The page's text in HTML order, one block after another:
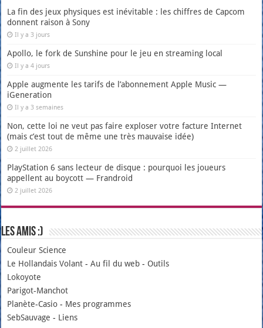
La fin des jeux physiques est inévitable : les chiffres de Capcom
donnent raison à Sony
Il y a 3 jours
Apollo, le fork de Sunshine pour le jeu en streaming local
Il y a 4 jours
Apple augmente les tarifs de l’abonnement Apple Music —
iGeneration
Il y a 3 semaines
Non, cette loi ne veut pas faire exploser votre facture Internet
(mais c’est tout de même une très mauvaise idée)
2 juillet 2026
PlayStation 6 sans lecteur de disque : pourquoi les joueurs
appellent au boycott — Frandroid
2 juillet 2026
Les amis :)
Couleur Science
Le Hollandais Volant -Au fil du web - Outils
Lokoyote
Parigot-Manchot
Planète-Casio - Mes programmes
SebSauvage - Liens